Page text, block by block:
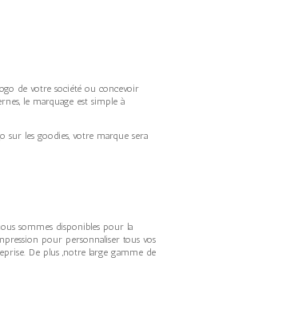
de votre société ou concevoir
le marquage est simple à
sur les goodies, votre marque sera
sommes disponibles pour la
personnaliser tous vos
plus ,notre large gamme de